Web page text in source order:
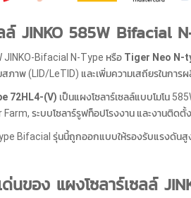
ล์ JINKO 585W Bifacial
JINKO-Bifacial N-Type หรือ Tiger Neo N-
ภาพ (LID/LeTID) และเพิ่มความเสถียรในการ
72HL4-(V) เป็นแผงโซลาร์เซลล์แบบโมโน
Farm, ระบบโซลาร์รูฟท็อปโรงงาน และงานติด
Bifacial รุ่นนี้ถูกออกแบบให้รองรับแรงดัน
นของ แผงโซลาร์เซลล์